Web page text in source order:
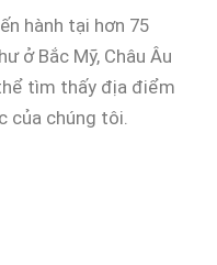
hành tại hơn 75
ở Bắc Mỹ, Châu Âu
tìm thấy địa điểm
của chúng tôi.